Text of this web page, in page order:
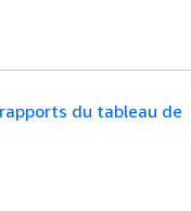
du tableau de